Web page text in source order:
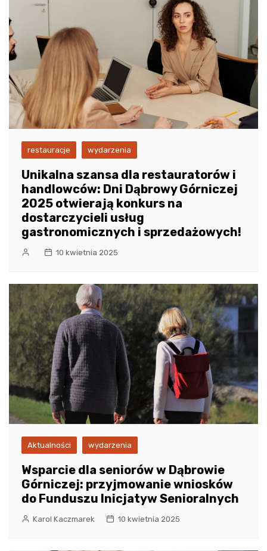
restauracje wydarzenia
Unikalna szansa dla restauratorów i
handlowców: Dni Dąbrowy Górniczej
2025 otwierają konkurs na
dostarczycieli usług
gastronomicznych i sprzedażowych!
10 kwietnia 2025
Aktualności wydarzenia
Wsparcie dla seniorów w Dąbrowie
Górniczej: przyjmowanie wniosków
do Funduszu Inicjatyw Senioralnych
Karol Kaczmarek 10 kwietnia 2025